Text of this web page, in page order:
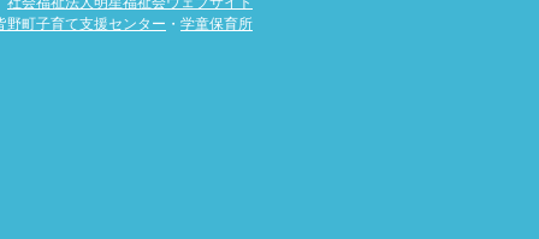
野町子育て支援センター ・ 学童保育所